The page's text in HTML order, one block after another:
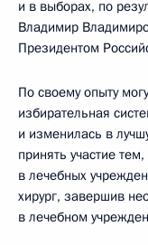
и в выборах, по
Владимир
Президентом
По своему опыту
избирательная
и изменилась в
принять участие
в лечебных
хирург, завершив
в лечебном